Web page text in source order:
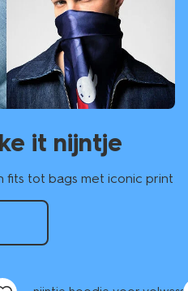
it nijntje
fits tot bags met iconic print